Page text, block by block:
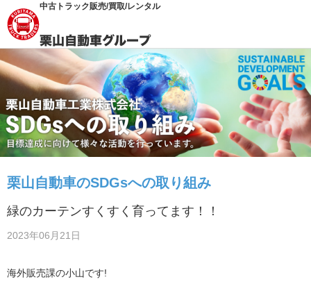
中古トラック販売/買取/レンタル
栗山自動車のSDGsへの取り組み
緑のカーテンすくすく育ってます！！
2023年06月21日
海外販売課の小山です!